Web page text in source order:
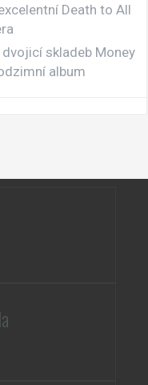
Death to All
skladeb Money
album